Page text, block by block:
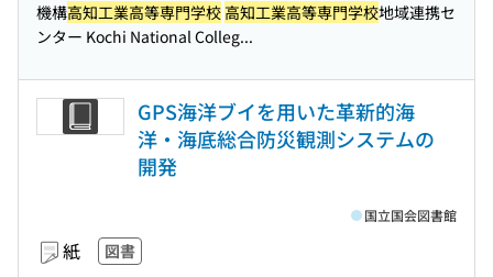
機構高知工業高等専門学校 高知工業高等専門学校地域連携セ
ンター Kochi National Colleg...
GPS海洋ブイを用いた革新的海
洋・海底総合防災観測システムの
開発
紙 図書
国立国会図書館